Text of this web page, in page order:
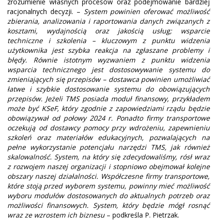
racjonalnych decyzji. – System powinien oferować możliwość
zbierania, analizowania i raportowania danych związanych z
kosztami, wydajnością oraz jakością usług; wsparcie
techniczne i szkolenia – kluczowym z punktu widzenia
użytkownika jest szybka reakcja na zgłaszane problemy i
błędy. Równie istotnym wyzwaniem z punktu widzenia
wsparcia technicznego jest dostosowywanie systemu do
zmieniających się przepisów – dostawca powinien umożliwiać
łatwe i szybkie dostosowanie systemu do obowiązujących
przepisów. Jeżeli TMS posiada moduł finansowy, przykładem
może być KSeF, który zgodnie z zapowiedziami rządu będzie
obowiązywał od połowy 2024 r. Ponadto firmy transportowe
oczekują od dostawcy pomocy przy wdrożeniu, zapewnieniu
szkoleń oraz materiałów edukacyjnych, pozwalających na
pełne wykorzystanie potencjału narzędzi TMS, jak również
skalowalność. System, na który się zdecydowaliśmy, rósł wraz
z rozwojem naszej organizacji i stopniowo obejmował kolejne
obszary naszej działalności. Współczesne firmy transportowe,
które stoją przed wyborem systemu, powinny mieć możliwość
wyboru modułów dostosowanych do aktualnych potrzeb oraz
możliwości finansowych. System, który będzie mógł rosnąć
wraz ze wzrostem ich biznesu – podkreśla P. Pietrzak.